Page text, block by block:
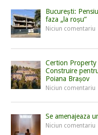
București:
faza „la roșu”
Niciun comentariu
Certion
Construire
Poiana Brașov
Niciun comentariu
Se amenajeaza
Niciun comentariu